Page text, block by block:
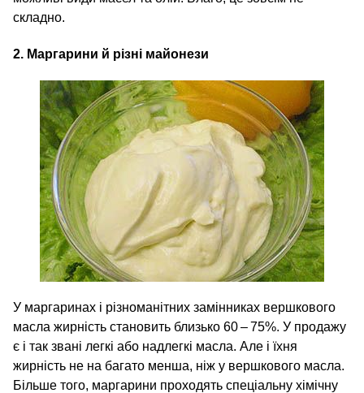
складно.
2. Маргарини й різні майонези
У маргаринах і різноманітних замінниках вершкового
масла жирність становить близько 60 – 75%. У продажу
є і так звані легкі або надлегкі масла. Але і їхня
жирність не на багато менша, ніж у вершкового масла.
Більше того, маргарини проходять спеціальну хімічну